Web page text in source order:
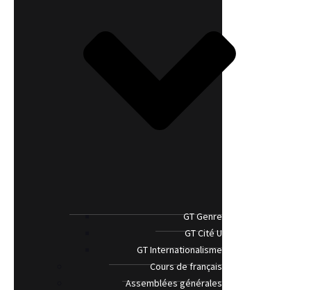
GT Genre
GT Cité U
GT Internationalisme
Cours de français
Assemblées générales